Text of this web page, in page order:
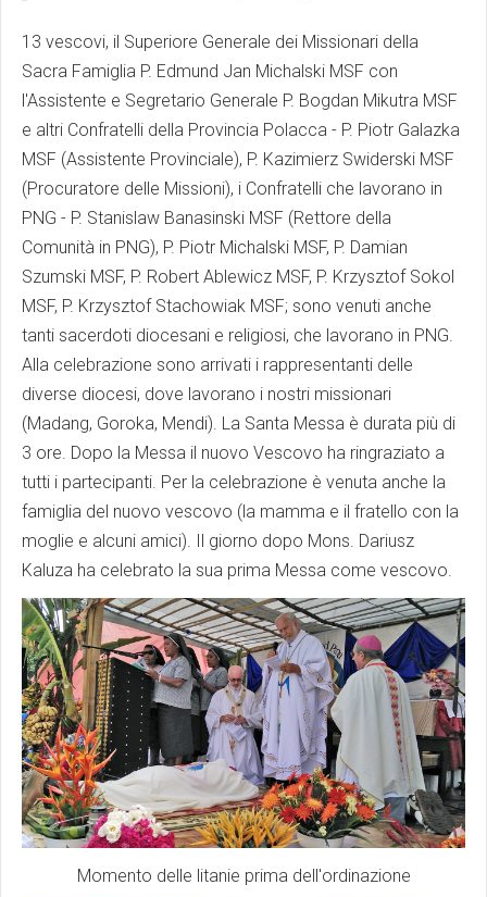
13 vescovi, il Superiore Generale dei Missionari della
Sacra Famiglia P. Edmund Jan Michalski MSF con
l'Assistente e Segretario Generale P. Bogdan Mikutra MSF
e altri Confratelli della Provincia Polacca - P. Piotr Galazka
MSF (Assistente Provinciale), P. Kazimierz Swiderski MSF
(Procuratore delle Missioni), i Confratelli che lavorano in
PNG - P. Stanislaw Banasinski MSF (Rettore della
Comunità in PNG), P. Piotr Michalski MSF, P. Damian
Szumski MSF, P. Robert Ablewicz MSF, P. Krzysztof Sokol
MSF, P. Krzysztof Stachowiak MSF; sono venuti anche
tanti sacerdoti diocesani e religiosi, che lavorano in PNG.
Alla celebrazione sono arrivati i rappresentanti delle
diverse diocesi, dove lavorano i nostri missionari
(Madang, Goroka, Mendi). La Santa Messa è durata più di
3 ore. Dopo la Messa il nuovo Vescovo ha ringraziato a
tutti i partecipanti. Per la celebrazione è venuta anche la
famiglia del nuovo vescovo (la mamma e il fratello con la
moglie e alcuni amici). Il giorno dopo Mons. Dariusz
Kaluza ha celebrato la sua prima Messa come vescovo.
Momento delle litanie prima dell'ordinazione